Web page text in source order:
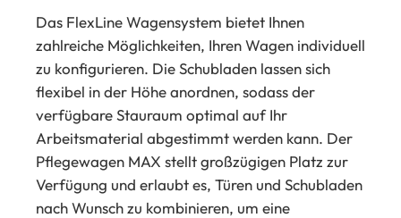
Das FlexLine Wagensystem bietet Ihnen
zahlreiche Möglichkeiten, Ihren Wagen individuell
zu konfigurieren. Die Schubladen lassen sich
flexibel in der Höhe anordnen, sodass der
verfügbare Stauraum optimal auf Ihr
Arbeitsmaterial abgestimmt werden kann. Der
Pflegewagen MAX stellt großzügigen Platz zur
Verfügung und erlaubt es, Türen und Schubladen
nach Wunsch zu kombinieren, um eine